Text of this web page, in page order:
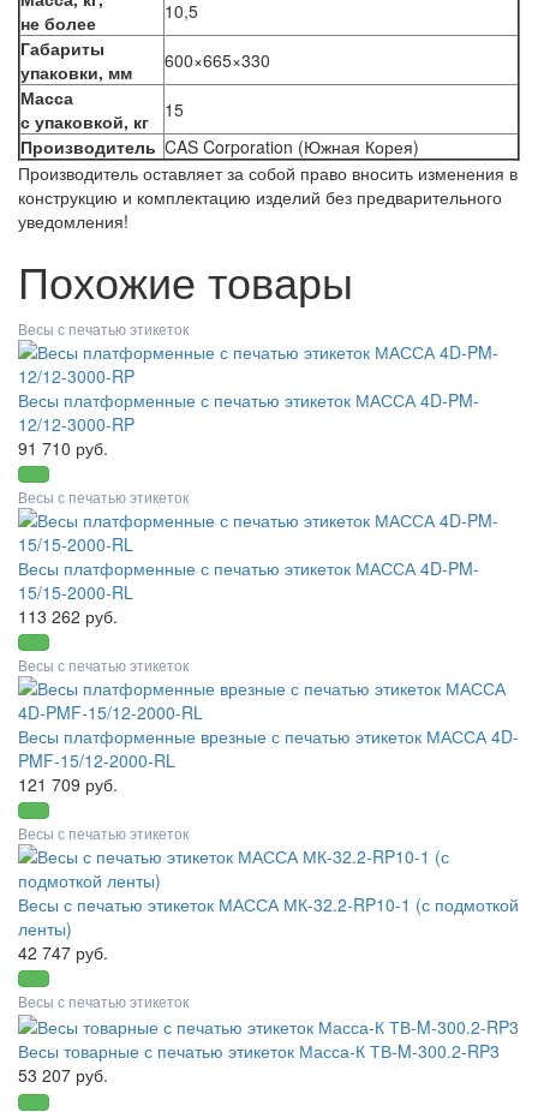
не более
10,5
Габариты
упаковки, мм
600×665×330
Масса
с упаковкой, кг
15
Производитель CAS Corporation (Южная Корея)
Производитель оставляет за собой право вносить изменения в
конструкцию и комплектацию изделий без предварительного
уведомления!
Похожие товары
Весы с печатью этикеток
Весы платформенные с печатью этикеток МАССА 4D-PM-
12/12-3000-RP
91 710 руб.
Весы с печатью этикеток
Весы платформенные с печатью этикеток МАССА 4D-PM-
15/15-2000-RL
113 262 руб.
Весы с печатью этикеток
Весы платформенные врезные с печатью этикеток МАССА 4D-
PMF-15/12-2000-RL
121 709 руб.
Весы с печатью этикеток
Весы с печатью этикеток МАССА МК-32.2-RP10-1 (с подмоткой
ленты)
42 747 руб.
Весы с печатью этикеток
Весы товарные с печатью этикеток Масса-К ТВ-M-300.2-RP3
53 207 руб.